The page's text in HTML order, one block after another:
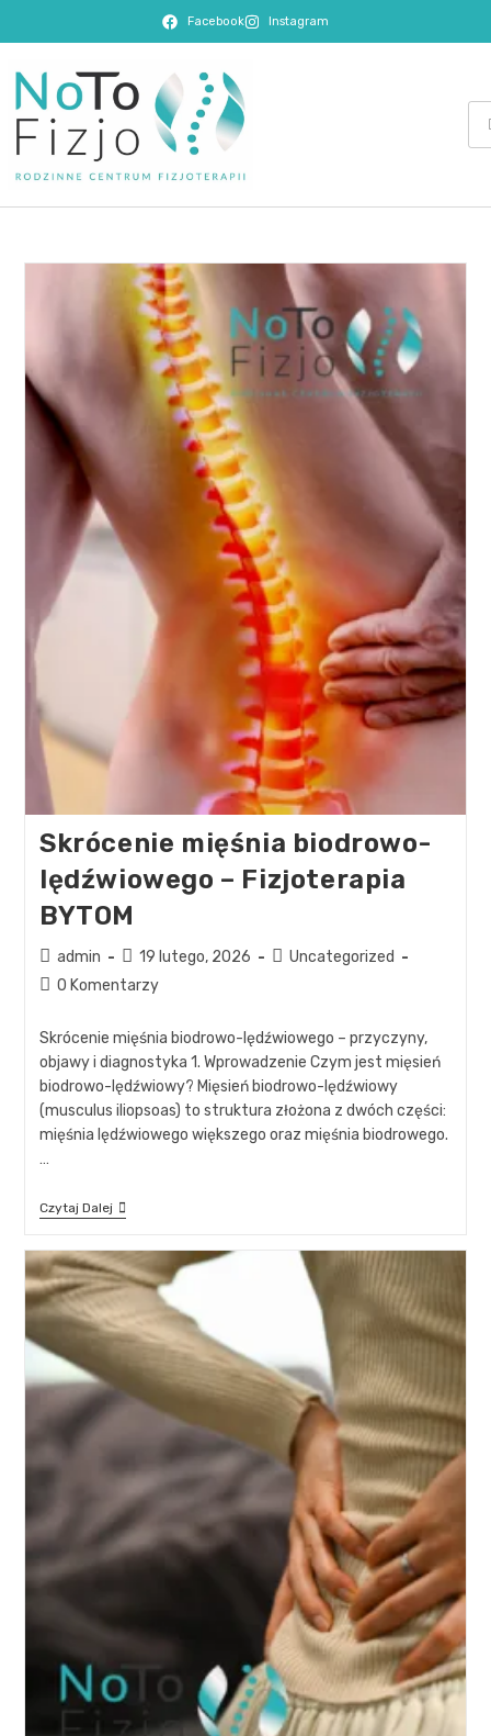
Facebook Instagram
Skrócenie mięśnia biodrowo-
lędźwiowego – Fizjoterapia
BYTOM
admin 19 lutego, 2026
Uncategorized
0 Komentarzy
Skrócenie mięśnia biodrowo-lędźwiowego – przyczyny,
objawy i diagnostyka 1. Wprowadzenie Czym jest mięsień
biodrowo-lędźwiowy? Mięsień biodrowo-lędźwiowy
(musculus iliopsoas) to struktura złożona z dwóch części:
mięśnia lędźwiowego większego oraz mięśnia biodrowego.
…
Czytaj Dalej